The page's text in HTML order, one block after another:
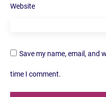
Website
Save my name, email, and
time I comment.